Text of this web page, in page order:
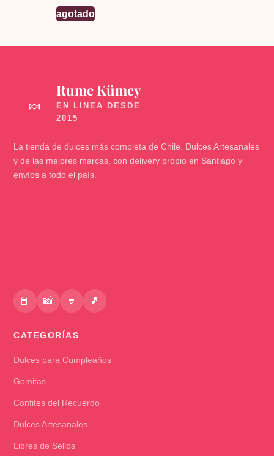
agotado
🍬
Rume Kümey
La tienda de dulces más completa de Chile. Dulces Artesanales
y de las mejores marcas, con delivery propio en Santiago y
envíos a todo el país.
📘 📸 💬 🎵
CATEGORÍAS
Dulces para Cumpleaños
Gomitas
Confites del Recuerdo
Dulces Artesanales
Libres de Sellos